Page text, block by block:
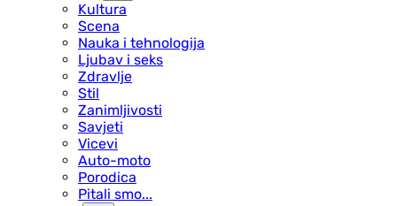
Kultura
Scena
Nauka i tehnologija
Ljubav i seks
Zdravlje
Stil
Zanimljivosti
Savjeti
Vicevi
Auto-moto
Porodica
Pitali smo...